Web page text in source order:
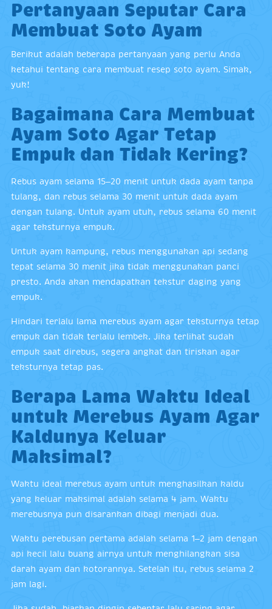
Pertanyaan Seputar Cara
Membuat Soto Ayam
Berikut adalah beberapa pertanyaan yang perlu Anda
ketahui tentang cara membuat resep soto ayam. Simak,
yuk!
Bagaimana Cara Membuat
Ayam Soto Agar Tetap
Empuk dan Tidak Kering?
Rebus ayam selama 15–20 menit untuk dada ayam tanpa
tulang, dan rebus selama 30 menit untuk dada ayam
dengan tulang. Untuk ayam utuh, rebus selama 60 menit
agar teksturnya empuk.
Untuk ayam kampung, rebus menggunakan api sedang
tepat selama 30 menit jika tidak menggunakan panci
presto. Anda akan mendapatkan tekstur daging yang
empuk.
Hindari terlalu lama merebus ayam agar teksturnya tetap
empuk dan tidak terlalu lembek. Jika terlihat sudah
empuk saat direbus, segera angkat dan tiriskan agar
teksturnya tetap pas.
Berapa Lama Waktu Ideal
untuk Merebus Ayam Agar
Kaldunya Keluar
Maksimal?
Waktu ideal merebus ayam untuk menghasilkan kaldu
yang keluar maksimal adalah selama 4 jam. Waktu
merebusnya pun disarankan dibagi menjadi dua.
Waktu perebusan pertama adalah selama 1–2 jam dengan
api kecil lalu buang airnya untuk menghilangkan sisa
darah ayam dan kotorannya. Setelah itu, rebus selama 2
jam lagi.